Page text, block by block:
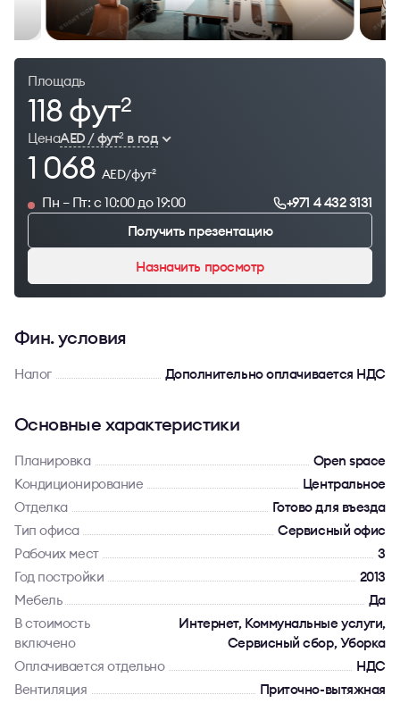
Площадь
118 фут2
ЦенаAED / фут2в год
1 068 AED/фут2
Пн – Пт: с 10:00 до 19:00
+971 4 432 3131
Получить презентацию
Назначить просмотр
Фин. условия
Налог Дополнительно оплачивается НДС
Основные характеристики
Планировка
Open space
Кондиционирование
Центральное
Отделка
Готово для въезда
Тип офиса
Сервисный офис
Рабочих мест
3
Год постройки
2013
Мебель
Да
В стоимость
включено
Интернет, Коммунальные услуги,
Сервисный сбор, Уборка
Оплачивается отдельно
НДС
Вентиляция
Приточно-вытяжная